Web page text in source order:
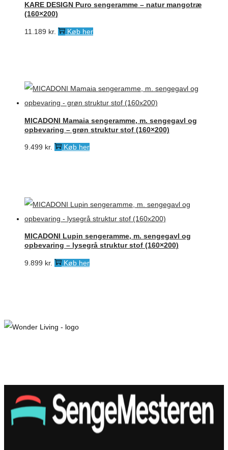
KARE DESIGN Puro sengeramme – natur mangotræ
(160×200)
11.189 kr. Køb her
MICADONI Mamaia sengeramme, m. sengegavl og
opbevaring – grøn struktur stof (160×200)
9.499 kr. Køb her
MICADONI Lupin sengeramme, m. sengegavl og
opbevaring – lysegrå struktur stof (160×200)
9.899 kr. Køb her